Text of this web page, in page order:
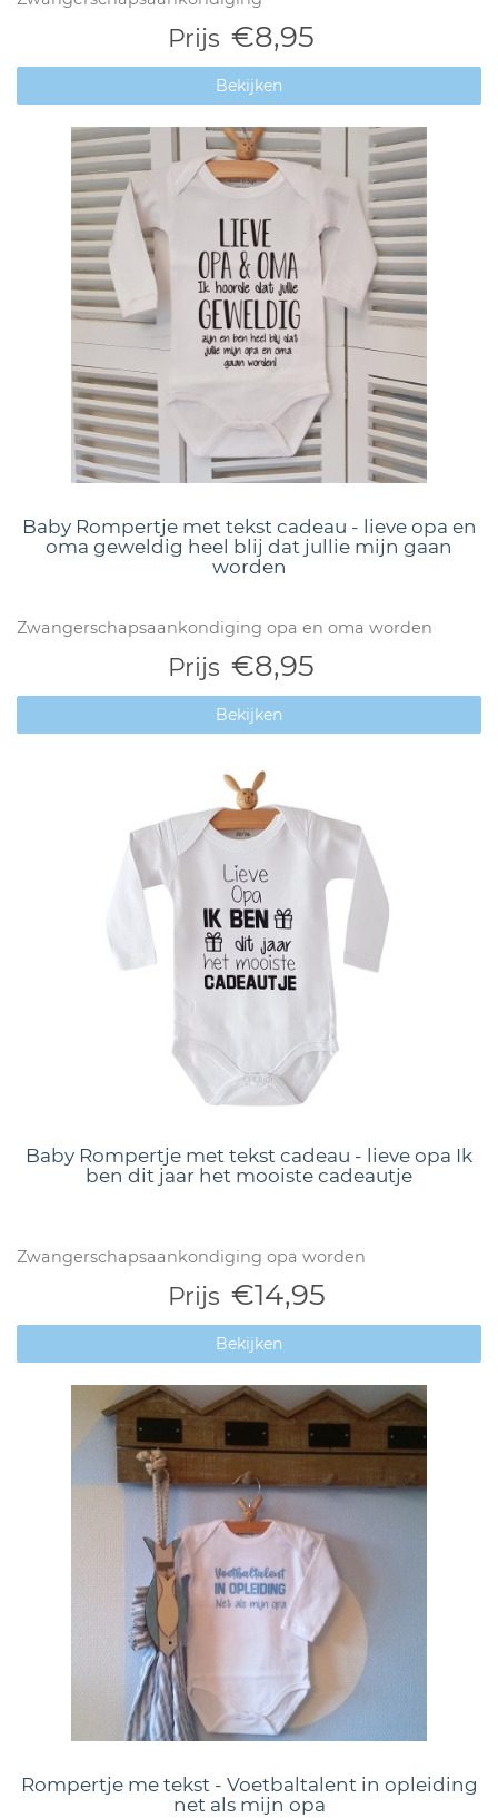
Prijs €8,95
Bekijken
Baby Rompertje met tekst cadeau - lieve opa en
oma geweldig heel blij dat jullie mijn gaan
worden
Zwangerschapsaankondiging opa en oma worden
Prijs €8,95
Bekijken
Baby Rompertje met tekst cadeau - lieve opa Ik
ben dit jaar het mooiste cadeautje
Zwangerschapsaankondiging opa worden
Prijs €14,95
Bekijken
Rompertje me tekst - Voetbaltalent in opleiding
net als mijn opa